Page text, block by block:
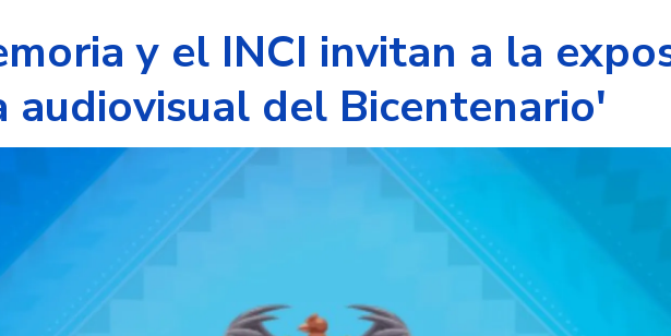
y el INCI invitan a la
audiovisual del Bicentenario'